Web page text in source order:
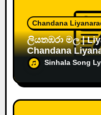
Chandana
ලියතඹරා මල | Liyathambara Mala by
Chandana
Sinhala Song